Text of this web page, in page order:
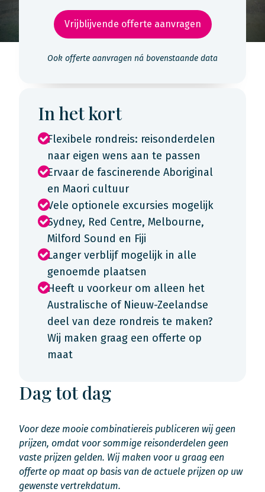
Vrijblijvende offerte aanvragen
Ook offerte aanvragen ná bovenstaande data
In het kort
Flexibele rondreis: reisonderdelen
naar eigen wens aan te passen
Ervaar de fascinerende Aboriginal
en Maori cultuur
Vele optionele excursies mogelijk
Sydney, Red Centre, Melbourne,
Milford Sound en Fiji
Langer verblijf mogelijk in alle
genoemde plaatsen
Heeft u voorkeur om alleen het
Australische of Nieuw-Zeelandse
deel van deze rondreis te maken?
Wij maken graag een offerte op
maat
Dag tot dag
Voor deze mooie combinatiereis publiceren wij geen
prijzen, omdat voor sommige reisonderdelen geen
vaste prijzen gelden. Wij maken voor u graag een
offerte op maat op basis van de actuele prijzen op uw
gewenste vertrekdatum.